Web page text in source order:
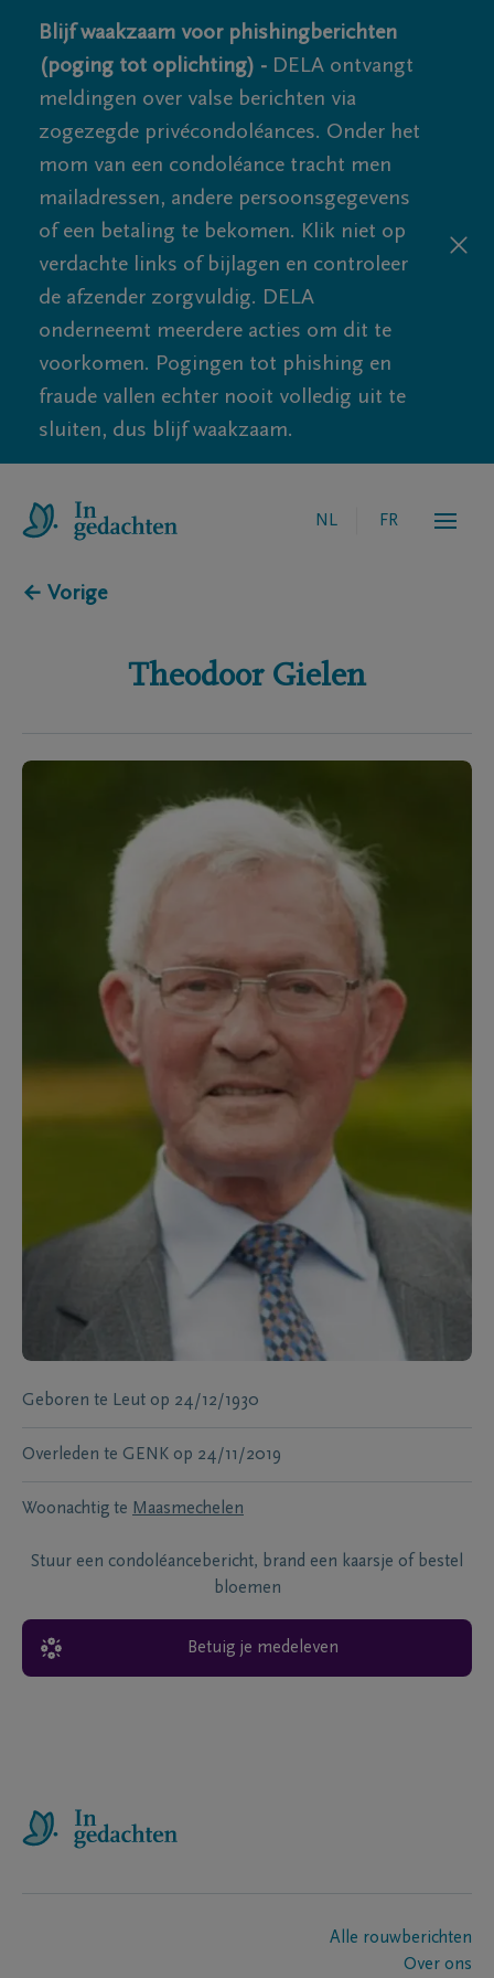
Blijf waakzaam voor phishingberichten
(poging tot oplichting) - DELA ontvangt
meldingen over valse berichten via
zogezegde privécondoléances. Onder het
mom van een condoléance tracht men
mailadressen, andere persoonsgegevens
of een betaling te bekomen. Klik niet op
verdachte links of bijlagen en controleer
de afzender zorgvuldig. DELA
onderneemt meerdere acties om dit te
voorkomen. Pogingen tot phishing en
fraude vallen echter nooit volledig uit te
sluiten, dus blijf waakzaam.
NL FR
← Vorige
Theodoor Gielen
Geboren te Leut op 24/12/1930
Overleden te GENK op 24/11/2019
Woonachtig te Maasmechelen
Stuur een condoléancebericht, brand een kaarsje of bestel
bloemen
Betuig je medeleven
Alle rouwberichten
Over ons